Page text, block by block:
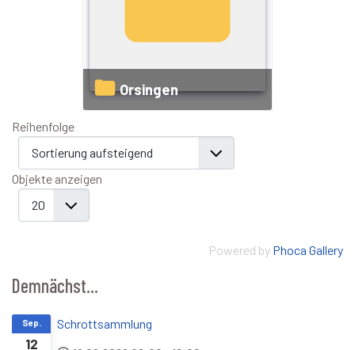
Orsingen
Reihenfolge
Objekte anzeigen
Powered by Phoca Gallery
Demnächst...
12
Sep.
Schrottsammlung